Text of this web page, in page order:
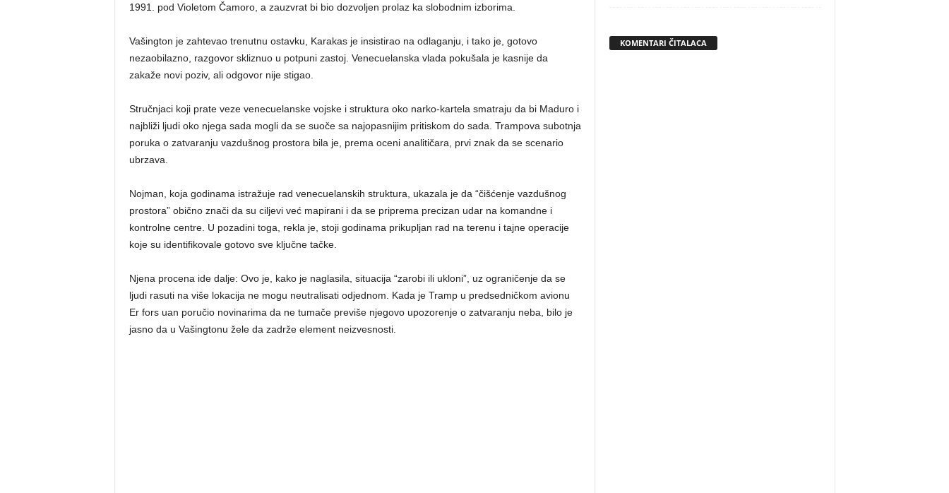
1991. pod Violetom Čamoro, a zauzvrat bi bio dozvoljen prolaz ka slobodnim izborima.
Vašington je zahtevao trenutnu ostavku, Karakas je insistirao na odlaganju, i tako je, gotovo
nezaobilazno, razgovor skliznuo u potpuni zastoj. Venecuelanska vlada pokušala je kasnije da
zakaže novi poziv, ali odgovor nije stigao.
Stručnjaci koji prate veze venecuelanske vojske i struktura oko narko-kartela smatraju da bi Maduro i
najbliži ljudi oko njega sada mogli da se suoče sa najopasnijim pritiskom do sada. Trampova subotnja
poruka o zatvaranju vazdušnog prostora bila je, prema oceni analitičara, prvi znak da se scenario
ubrzava.
Nojman, koja godinama istražuje rad venecuelanskih struktura, ukazala je da “čišćenje vazdušnog
prostora” obično znači da su ciljevi već mapirani i da se priprema precizan udar na komandne i
kontrolne centre. U pozadini toga, rekla je, stoji godinama prikupljan rad na terenu i tajne operacije
koje su identifikovale gotovo sve ključne tačke.
Njena procena ide dalje: Ovo je, kako je naglasila, situacija “zarobi ili ukloni”, uz ograničenje da se
ljudi rasuti na više lokacija ne mogu neutralisati odjednom. Kada je Tramp u predsedničkom avionu
Er fors uan poručio novinarima da ne tumače previše njegovo upozorenje o zatvaranju neba, bilo je
jasno da u Vašingtonu žele da zadrže element neizvesnosti.
KOMENTARI ČITALACA